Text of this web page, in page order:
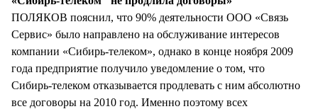
ПОЛЯКОВ пояснил, что 90% деятельности ООО «Связь
Сервис» было направлено на обслуживание интересов
компании «Сибирь-телеком», однако в конце ноября 2009
года предприятие получило уведомление о том, что
Сибирь-телеком отказывается продлевать с ним абсолютно
все договоры на 2010 год. Именно поэтому всех